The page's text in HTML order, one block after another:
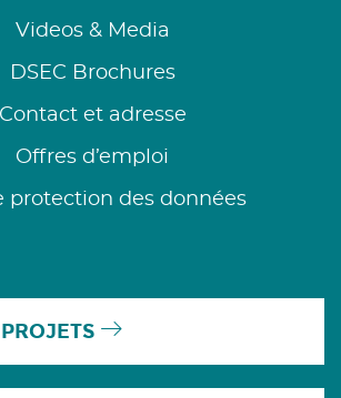
Videos & Media
DSEC Brochures
Contact et adresse
Offres d’emploi
protection des données